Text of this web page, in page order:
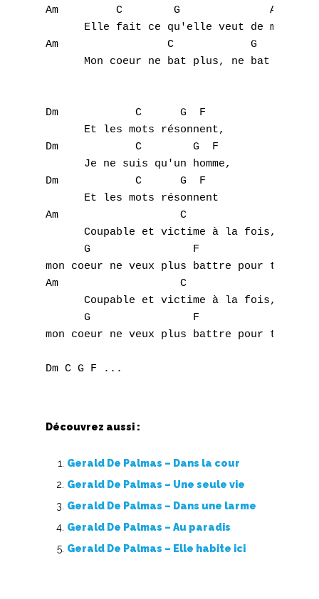
Am	   C        G              Am
      Elle fait ce qu'elle veut de moi,
Am                 C	        G	       F
Mon coeur ne bat plus, ne bat plus
Dm	      C	     G  F
      Et les mots résonnent,
Dm            C        G  F
      Je ne suis qu'un homme,
Dm            C      G  F
      Et les mots résonnent
Am		     C
      Coupable et victime à la fois,
      G		       F
mon coeur ne veux plus battre pour toi
Am		     C
      Coupable et victime à la fois,
      G		       F
mon coeur ne veux plus battre pour toi
Découvrez aussi :
Gerald De Palmas – Dans la cour
Gerald De Palmas – Une seule vie
Gerald De Palmas – Dans une larme
Gerald De Palmas – Au paradis
Gerald De Palmas – Elle habite ici
A
B
C
I